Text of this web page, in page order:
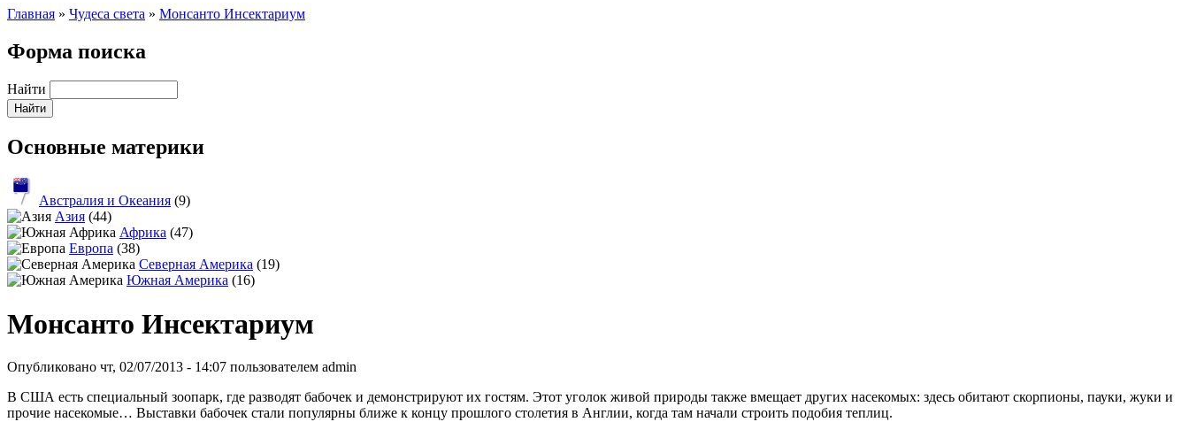
Главная » Чудеса света » Монсанто Инсектариум
Форма поиска
Найти
Основные материки
Австралия и Океания (9)
Азия (44)
Африка (47)
Европа (38)
Северная Америка (19)
Южная Америка (16)
Монсанто Инсектариум
Опубликовано чт, 02/07/2013 - 14:07 пользователем admin
В США есть специальный зоопарк, где разводят бабочек и демонстрируют их гостям. Этот уголок живой природы также вмещает других насекомых: здесь обитают скорпионы, пауки, жуки и
прочие насекомые… Выставки бабочек стали популярны ближе к концу прошлого столетия в Англии, когда там начали строить подобия теплиц.